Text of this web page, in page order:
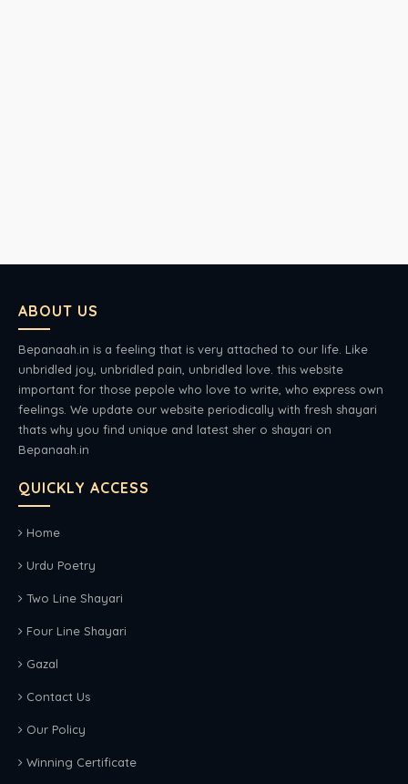
ABOUT US
Bepanaah.in is a feeling that is very attached to our life. Like
unbridled joy, unbridled pain, unbridled love. this website
important for those pepole who love to write, who express own
feelings. We update our website periodically with fresh shayari
thats why you find unique and latest sher o shayari on
Bepanaah.in
QUICKLY ACCESS
Home
Urdu Poetry
Two Line Shayari
Four Line Shayari
Gazal
Contact Us
Our Policy
Winning Certificate